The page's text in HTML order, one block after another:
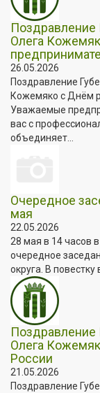
Поздравление
Олега
26.05.2026
Поздравление
Кожемяко с Днём
Уважаемые
вас с
объединяет...
Очередное
мая
22.05.2026
28 мая в 14 часов
очередное
округа. В повестку
Поздравление
Олега
России
21.05.2026
Поздравление